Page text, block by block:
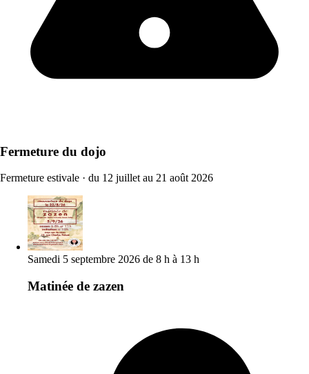
Fermeture du dojo
Fermeture estivale · du 12 juillet au 21 août 2026
Samedi 5 septembre 2026 de 8 h à 13 h
Matinée de zazen